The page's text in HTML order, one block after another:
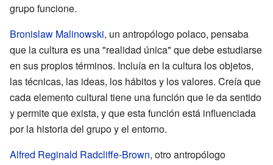
grupo funcione.
Bronislaw Malinowski, un antropólogo polaco, pensaba
que la cultura es una "realidad única" que debe estudiarse
en sus propios términos. Incluía en la cultura los objetos,
las técnicas, las ideas, los hábitos y los valores. Creía que
cada elemento cultural tiene una función que le da sentido
y permite que exista, y que esta función está influenciada
por la historia del grupo y el entorno.
Alfred Reginald Radcliffe-Brown, otro antropólogo